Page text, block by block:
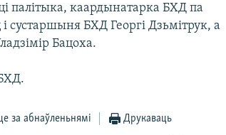
палітыка, каардынатарка БХД па
сустаршыня БХД Георгі Дзьмітрук, а
Бацоха.
за абнаўленьнямі Друкаваць